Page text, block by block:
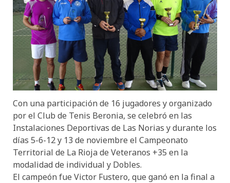
Con una participación de 16 jugadores y organizado
por el Club de Tenis Beronia, se celebró en las
Instalaciones Deportivas de Las Norias y durante los
días 5-6-12 y 13 de noviembre el Campeonato
Territorial de La Rioja de Veteranos +35 en la
modalidad de individual y Dobles.
El campeón fue Victor Fustero, que ganó en la final a